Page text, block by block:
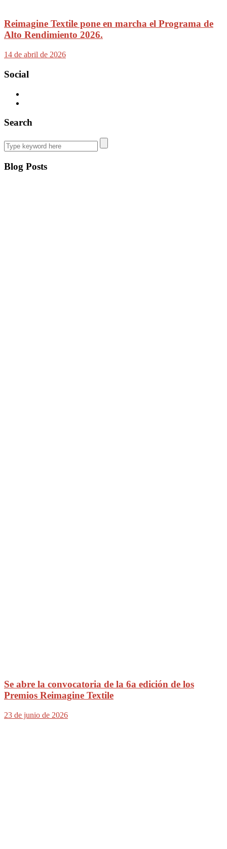
Reimagine Textile pone en marcha el Programa de
Alto Rendimiento 2026.
14 de abril de 2026
Social
Search
Blog Posts
Se abre la convocatoria de la 6a edición de los
Premios Reimagine Textile
23 de junio de 2026